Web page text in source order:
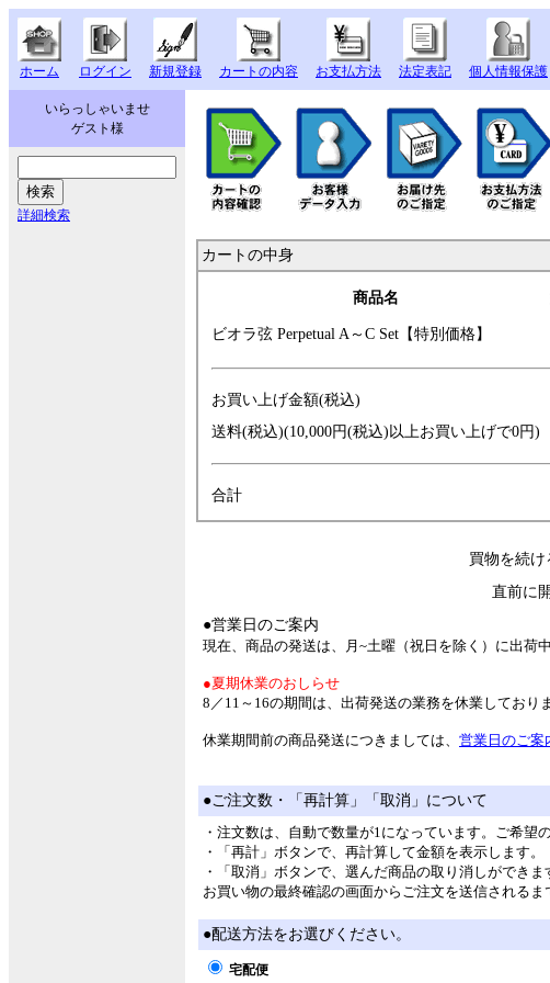
ホーム ログイン 新規登録 カートの内容 お支払方法 法定表記 個人情報保護
いらっしゃいませ
ゲスト様
詳細検索
カートの中身
商品名
ビオラ弦 Perpetual A～C Set【特別 価格】
お買い上げ金額(税込)
送料(税込)(10,000円(税込)以上お買い上げで0円)
合計
買物を続け
直前に
●営業日のご案内
現在、商品の発送は、月~土曜（祝日を除く）に出荷中
●夏期休業のおしらせ
8／11～16の期間は、出荷発送の業務を休業しておりま
休業期間前の商品発送につきましては、 営業日のご案
●ご注文数・「再計算」「取消」について
・注文数は、自動で数量が1になっています。ご希望
・「再計」ボタンで、再計算して金額を表示します。
・「取消」ボタンで、選んだ商品の取り消しができま
お買い物の最終確認の画面からご注文を送信される
●配送方法をお選びください。
宅配便